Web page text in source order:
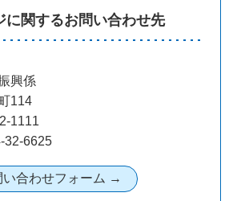
に関するお問い合わせ先
興係
114
1111
32-6625